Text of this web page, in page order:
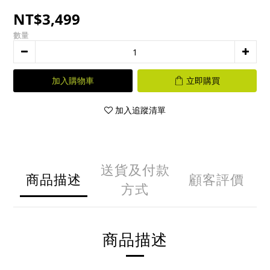
NT$3,499
數量
加入購物車 立即購買
加入追蹤清單
商品描述
送貨及付款
方式
顧客評價
商品描述